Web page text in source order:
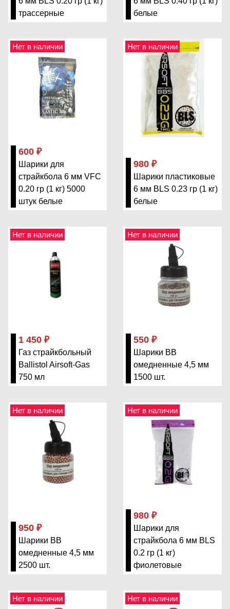
трассерные
белые
Нет в наличии
600 ₽
Шарики для
страйкбола 6 мм VFC
0.20 гр (1 кг) 5000
штук белые
Нет в наличии
980 ₽
Шарики пластиковые
6 мм BLS 0.23 гр (1 кг)
белые
Нет в наличии
1 450 ₽
Газ страйкбольный
Ballistol Airsoft-Gas
750 мл
Нет в наличии
550 ₽
Шарики BB
омедненные 4,5 мм
1500 шт.
Нет в наличии
950 ₽
Шарики BB
омедненные 4,5 мм
2500 шт.
Нет в наличии
980 ₽
Шарики для
страйкбола 6 мм BLS
0.2 гр (1 кг)
фиолетовые
Нет в наличии Нет в наличии